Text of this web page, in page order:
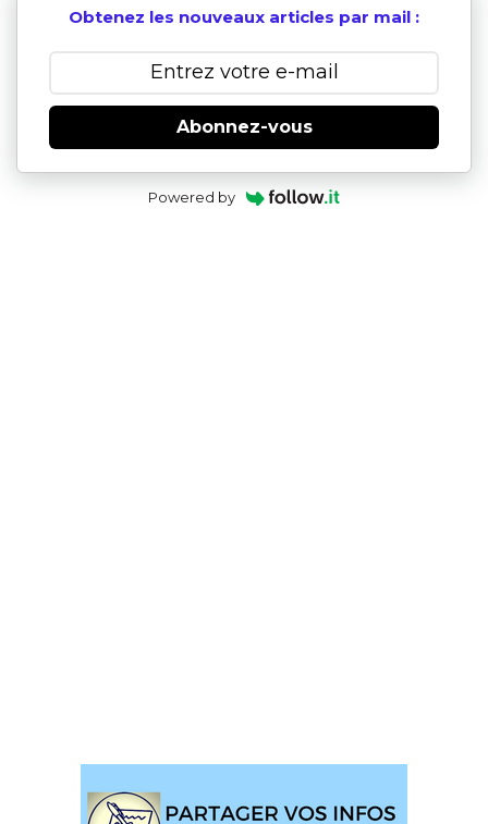
Obtenez les nouveaux articles par mail :
Abonnez-vous
Powered by